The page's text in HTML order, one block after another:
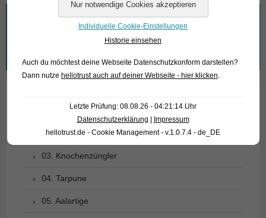
Wonach suchen Sie?
nach:
01. Rochen
02. Lebende Fossilien
03. Knochenzüngler
04. Tarpune
05. Aalartige
Individuelle Cookie-Einstellungen
Historie einsehen
Auch du möchtest deine Webseite Datenschutzkonform darstellen?
Dann nutze hellotrust auch auf deiner Webseite - hier klicken
Letzte Prüfung: 08.08.26 - 04:21:14 Uhr
Datenschutzerklärung | Impressum
hellotrust.de - Cookie Management - v.1.0.7.4 - de_DE